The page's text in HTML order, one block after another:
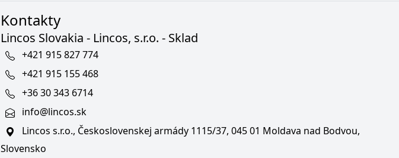
Kontakty
Lincos Slovakia - Lincos, s.r.o. - Sklad
+421 915 827 774
+421 915 155 468
+36 30 343 6714
info@lincos.sk
Lincos s.r.o., Československej armády 1115/37, 045 01 Moldava nad Bodvou,
Slovensko